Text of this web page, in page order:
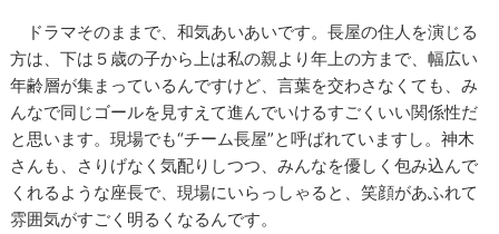
ドラマそのままで、和気あいあいです。長屋の住人を演じる
方は、下は５歳の子から上は私の親より年上の方まで、幅広い
年齢層が集まっているんですけど、言葉を交わさなくても、み
んなで同じゴールを見すえて進んでいけるすごくいい関係性だ
と思います。現場でも“チーム長屋”と呼ばれていますし。神木
さんも、さりげなく気配りしつつ、みんなを優しく包み込んで
くれるような座長で、現場にいらっしゃると、笑顔があふれて
雰囲気がすごく明るくなるんです。